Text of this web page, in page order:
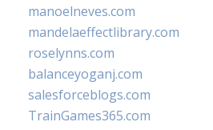
manoelneves.com
mandelaeffectlibrary.com
roselynns.com
balanceyoganj.com
salesforceblogs.com
TrainGames365.com